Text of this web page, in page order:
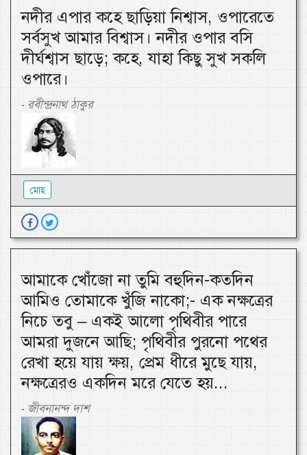
নদীর এপার কহে ছাড়িয়া নিশ্বাস, ওপারেতে
সর্বসুখ আমার বিশ্বাস। নদীর ওপার বসি
দীর্ঘশ্বাস ছাড়ে; কহে, যাহা কিছু সুখ সকলি
ওপারে।
- রবীন্দ্রনাথ ঠাকুর
মোহ
আমাকে খোঁজো না তুমি বহুদিন-কতদিন
আমিও তোমাকে খুঁজি নাকো;- এক নক্ষত্রের
নিচে তবু – একই আলো পৃথিবীর পারে
আমরা দুজনে আছি; পৃথিবীর পুরনো পথের
রেখা হয়ে যায় ক্ষয়, প্রেম ধীরে মুছে যায়,
নক্ষত্রেরও একদিন মরে যেতে হয়...
- জীবনানন্দ দাশ